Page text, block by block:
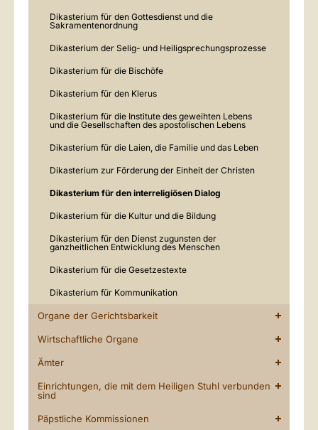
Dikasterium für den Gottesdienst und die
Sakramentenordnung
Dikasterium der Selig- und Heiligsprechungsprozesse
Dikasterium für die Bischöfe
Dikasterium für den Klerus
Dikasterium für die Institute des geweihten Lebens
und die Gesellschaften des apostolischen Lebens
Dikasterium für die Laien, die Familie und das Leben
Dikasterium zur Förderung der Einheit der Christen
Dikasterium für den interreligiösen Dialog
Dikasterium für die Kultur und die Bildung
Dikasterium für den Dienst zugunsten der
ganzheitlichen Entwicklung des Menschen
Dikasterium für die Gesetzestexte
Dikasterium für Kommunikation
Organe der Gerichtsbarkeit
Wirtschaftliche Organe
Ämter
Einrichtungen, die mit dem Heiligen Stuhl verbunden
sind
Päpstliche Kommissionen